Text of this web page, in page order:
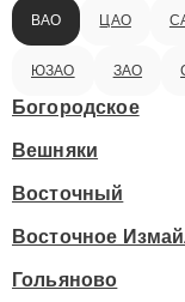
ВАО ЦАО
ЮЗАО ЗАО
Богородское
Вешняки
Восточный
Восточное
Гольяново